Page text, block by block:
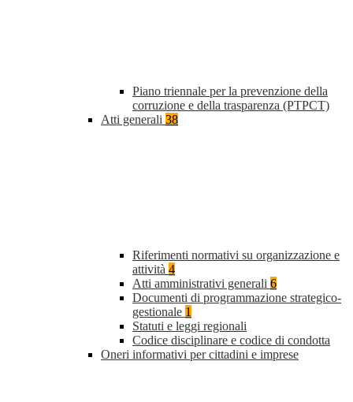
Piano triennale per la prevenzione della
corruzione e della trasparenza (PTPCT)
Atti generali 38
Riferimenti normativi su organizzazione e
attività 4
Atti amministrativi generali 6
Documenti di programmazione strategico-
gestionale 1
Statuti e leggi regionali
Codice disciplinare e codice di condotta
Oneri informativi per cittadini e imprese